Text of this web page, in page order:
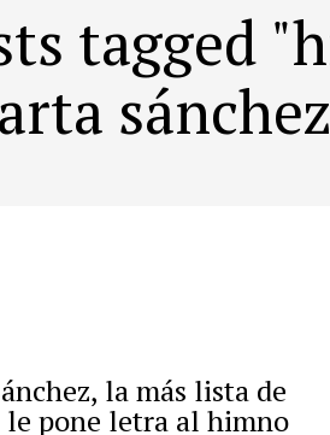
tagged
la más lista de
le pone letra al himno